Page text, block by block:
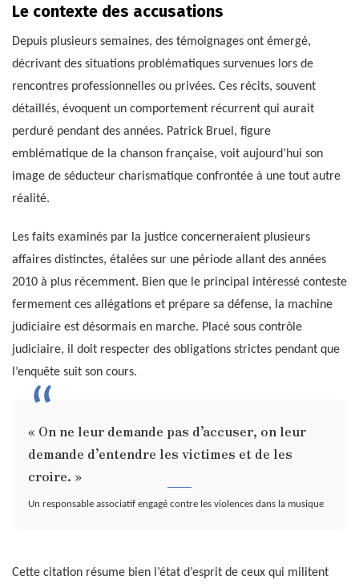
Le contexte des accusations
Depuis plusieurs semaines, des témoignages ont émergé,
décrivant des situations problématiques survenues lors de
rencontres professionnelles ou privées. Ces récits, souvent
détaillés, évoquent un comportement récurrent qui aurait
perduré pendant des années. Patrick Bruel, figure
emblématique de la chanson française, voit aujourd’hui son
image de séducteur charismatique confrontée à une tout autre
réalité.
Les faits examinés par la justice concerneraient plusieurs
affaires distinctes, étalées sur une période allant des années
2010 à plus récemment. Bien que le principal intéressé conteste
fermement ces allégations et prépare sa défense, la machine
judiciaire est désormais en marche. Placé sous contrôle
judiciaire, il doit respecter des obligations strictes pendant que
l’enquête suit son cours.
« On ne leur demande pas d’accuser, on leur
demande d’entendre les victimes et de les
croire. »
Un responsable associatif engagé contre les violences dans la musique
Cette citation résume bien l’état d’esprit de ceux qui militent